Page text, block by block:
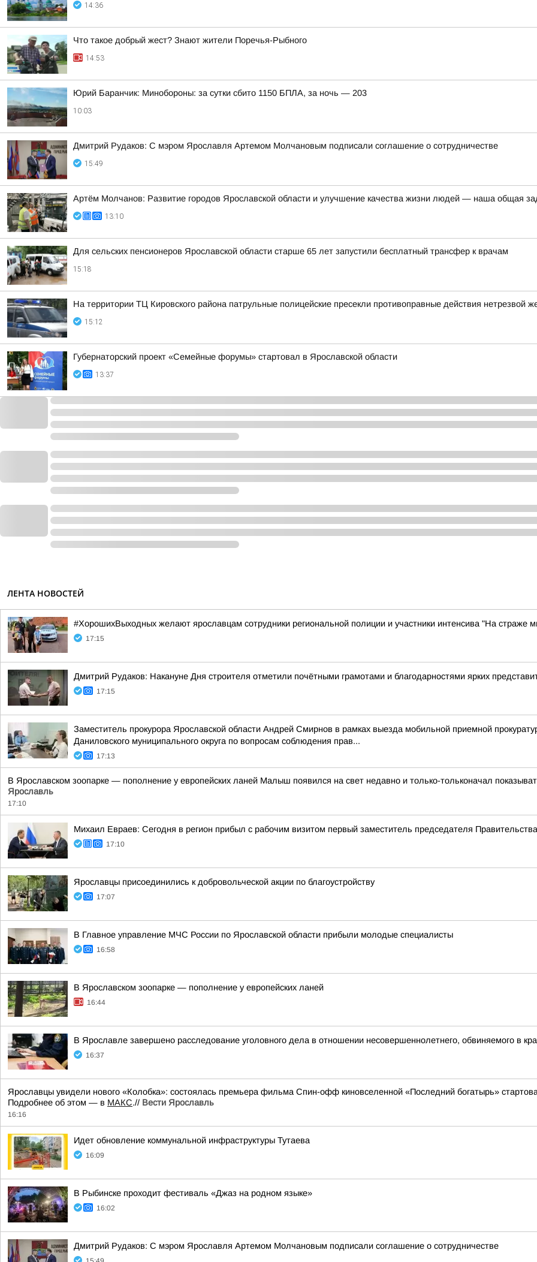
14:36
Что такое добрый жест? Знают жители Поречья-Рыбного
14:53
Юрий Баранчик: Минобороны: за сутки сбито 1150 БПЛА, за ночь — 203
10:03
Дмитрий Рудаков: С мэром Ярославля Артемом Молчановым подписали соглашение о сотрудничестве
15:49
Артём Молчанов: Развитие городов Ярославской области и улучшение качества жизни людей — наша общая
13:10
Для сельских пенсионеров Ярославской области старше 65 лет запустили бесплатный трансфер к врачам
15:18
На территории ТЦ Кировского района патрульные полицейские пресекли противоправные действия нетрезвой
15:12
Губернаторский проект «Семейные форумы» стартовал в Ярославской области
13:37
ЛЕНТА НОВОСТЕЙ
#ХорошихВыходных желают ярославцам сотрудники региональной полиции и участники интенсива "На страже
17:15
Дмитрий Рудаков: Накануне Дня строителя отметили почётными грамотами и благодарностями ярких
17:15
Заместитель прокурора Ярославской области Андрей Смирнов в рамках выезда мобильной приемной
Даниловского муниципального округа по вопросам соблюдения прав...
17:13
В Ярославском зоопарке — пополнение у европейских ланей Малыш появился на свет недавно и только-тольконачал
Ярославль
17:10
Михаил Евраев: Сегодня в регион прибыл с рабочим визитом первый заместитель председателя
17:10
Ярославцы присоединились к добровольческой акции по благоустройству
17:07
В Главное управление МЧС России по Ярославской области прибыли молодые специалисты
16:58
В Ярославском зоопарке — пополнение у европейских ланей
16:44
В Ярославле завершено расследование уголовного дела в отношении несовершеннолетнего, обвиняемого в
16:37
Ярославцы увидели нового «Колобка»: состоялась премьера фильма Спин-офф киновселенной «Последний богатырь»
Подробнее об этом — в МАКС.// Вести Ярославль
16:16
Идет обновление коммунальной инфраструктуры Тутаева
16:09
В Рыбинске проходит фестиваль «Джаз на родном языке»
16:02
Дмитрий Рудаков: С мэром Ярославля Артемом Молчановым подписали соглашение о сотрудничестве